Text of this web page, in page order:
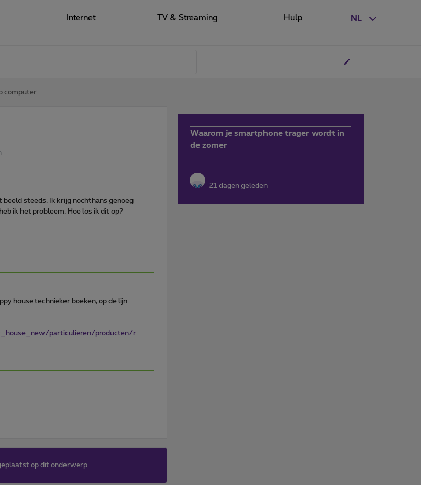
NL
Internet TV & Streaming Hulp
computer
beeld steeds. Ik krijg nochthans genoeg
ik het probleem. Hoe los ik dit op?
house technieker boeken, op de lijn
particulieren/producten/r
op dit onderwerp.
Waarom je smartphone trager wordt in
de zomer
21 dagen geleden